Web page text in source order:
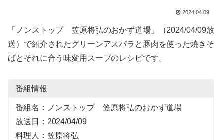
2024.04.09
「ノンストップ 笠原将弘のおかず道場」（2024/04/09放
送）で紹介されたグリーンアスパラと豚肉を使った焼きそ
ばとそれに合う味変用スープのレシピです。
番組情報
番組名：ノンストップ 笠原将弘のおかず道場
放送日：2024/04/09
料理人：笠原将弘